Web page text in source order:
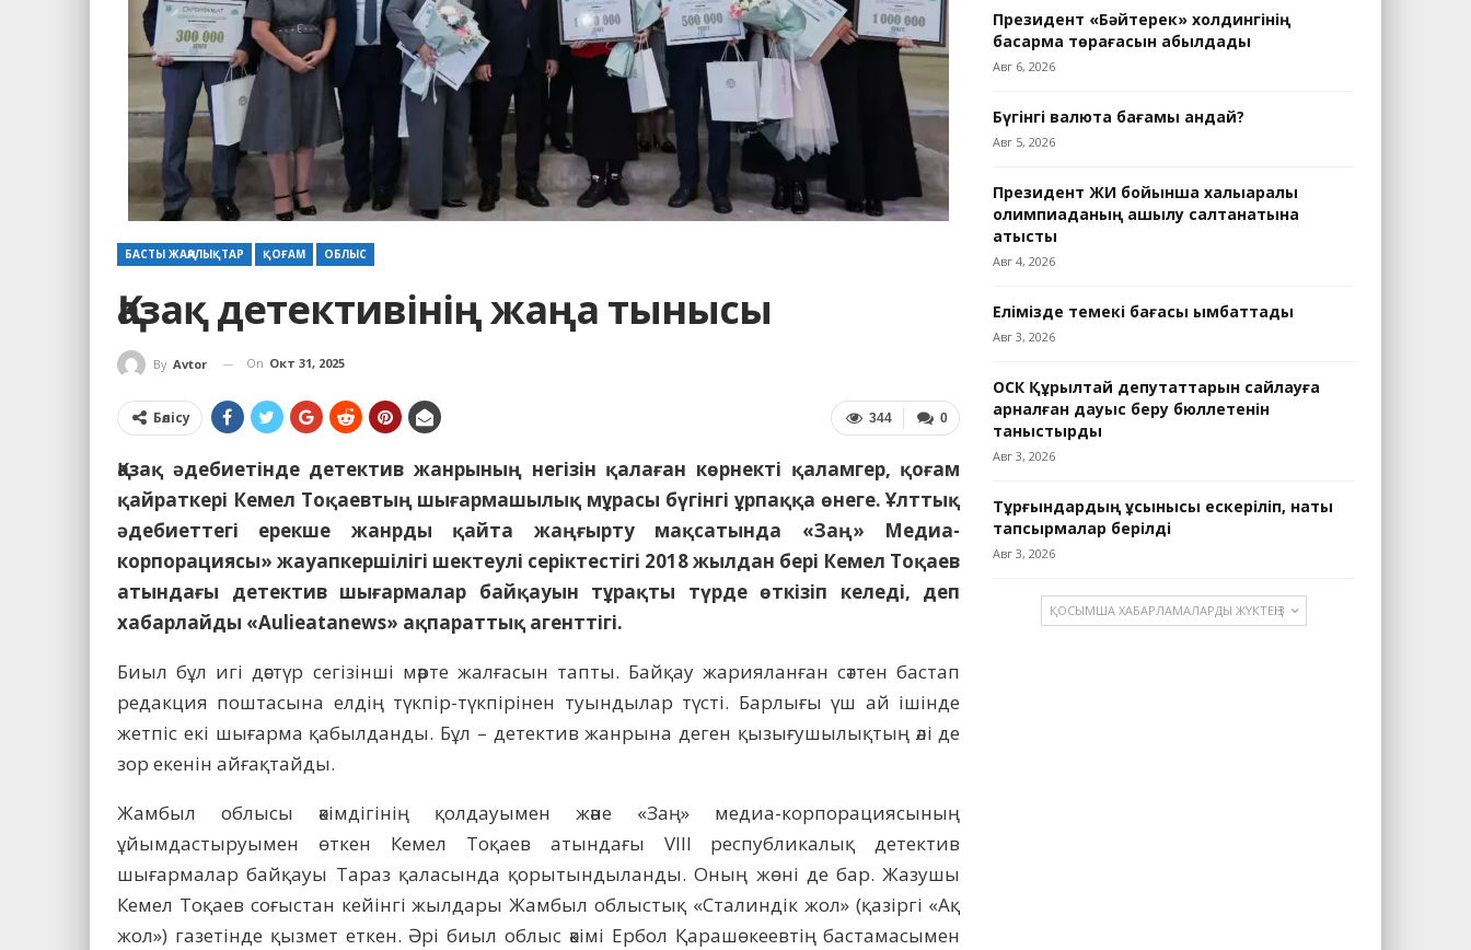
БАСТЫ ЖАҢАЛЫҚТАР ҚОҒАМ ОБЛЫС
Қазақ детективінің жаңа тынысы
By Avtor On Окт 31, 2025
0
344
Бөлісу
Қазақ әдебиетінде детектив жанрының негізін қалаған көрнекті қаламгер, қоғам
қайраткері Кемел Тоқаевтың шығармашылық мұрасы бүгінгі ұрпаққа өнеге. Ұлттық
әдебиеттегі ерекше жанрды қайта жаңғырту мақсатында «Заң» Медиа-
корпорациясы» жауапкершілігі шектеулі серіктестігі 2018 жылдан бері Кемел Тоқаев
атындағы детектив шығармалар байқауын тұрақты түрде өткізіп келеді, деп
хабарлайды «Aulieatanews» ақпараттық агенттігі.
Биыл бұл игі дәстүр сегізінші мәрте жалғасын тапты. Байқау жарияланған сәттен бастап
редакция поштасына елдің түкпір-түкпірінен туындылар түсті. Барлығы үш ай ішінде
жетпіс екі шығарма қабылданды. Бұл – детектив жанрына деген қызығушылықтың әлі де
зор екенін айғақтайды.
Жамбыл облысы әкімдігінің қолдауымен және «Заң» медиа-корпорациясының
ұйымдастыруымен өткен Кемел Тоқаев атындағы VIII республикалық детектив
шығармалар байқауы Тараз қаласында қорытындыланды. Оның жөні де бар. Жазушы
Кемел Тоқаев соғыстан кейінгі жылдары Жамбыл облыстық «Сталиндік жол» (қазіргі «Ақ
жол») газетінде қызмет еткен. Әрі биыл облыс әкімі Ербол Қарашөкеевтің бастамасымен
Президент «Бәйтерек» холдингінің
басқарма төрағасын қабылдады
Авг 6, 2026
Бүгінгі валюта бағамы қандай?
Авг 5, 2026
Президент ЖИ бойынша халықаралық
олимпиаданың ашылу салтанатына
қатысты
Авг 4, 2026
Елімізде темекі бағасы қымбаттады
Авг 3, 2026
ОСК Құрылтай депутаттарын сайлауға
арналған дауыс беру бюллетенін
таныстырды
Авг 3, 2026
Тұрғындардың ұсынысы ескеріліп, нақты
тапсырмалар берілді
Авг 3, 2026
ҚОСЫМША ХАБАРЛАМАЛАРДЫ ЖҮКТЕҢІЗ